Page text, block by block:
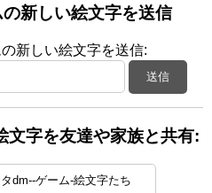
ゲームの新しい絵文字を送信
ゲームの新しい絵文字を送信:
送信
ームの絵文字を友達や家族と共有: